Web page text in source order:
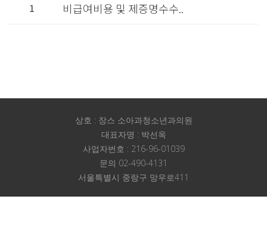
1 비급여비용 및 제증명수수..
상호 : 장스 소아과청소년과의원
대표자명 : 박선옥
사업자번호 : 216-96-01039
문의 02-490-4131
서울특별시 중랑구 망우로411